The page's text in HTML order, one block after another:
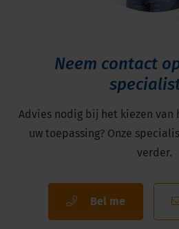
Neem contact
Advies nodig bij het kiezen
uw toepassing? Onze
verder.
Bel me